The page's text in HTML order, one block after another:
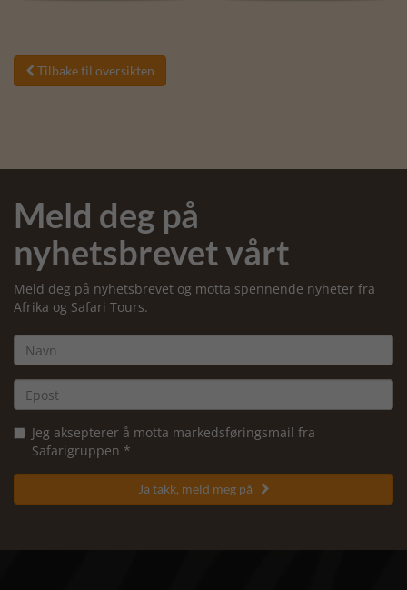
 Tilbake til oversikten
Meld deg på
nyhetsbrevet vårt
Meld deg på nyhetsbrevet og motta spennende nyheter fra
Afrika og Safari Tours.
Jeg aksepterer å motta markedsføringsmail fra
Safarigruppen *
Ja takk, meld meg på 